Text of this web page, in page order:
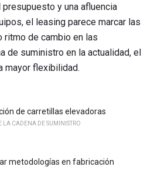
y una afluencia
el leasing parece marcar las
ritmo de cambio en las
de suministro en la actualidad, el
mayor flexibilidad.
de carretillas elevadoras
LA CADENA DE SUMINISTRO
metodologías en fabricación